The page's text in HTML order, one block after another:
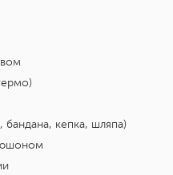
бандана, кепка, шляпа)